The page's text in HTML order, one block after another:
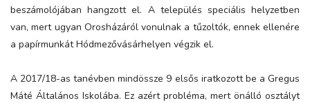
beszámolójában hangzott el. A település speciális helyzetben
van, mert ugyan Orosházáról vonulnak a tűzoltók, ennek ellenére
a papírmunkát Hódmezővásárhelyen végzik el.
A 2017/18-as tanévben mindössze 9 elsős iratkozott be a Gregus
Máté Általános Iskolába. Ez azért probléma, mert önálló osztályt